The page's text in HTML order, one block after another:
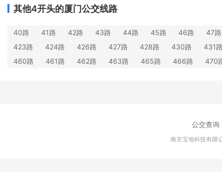
其他4开头的厦门公交线路
40路 41路 42路 43路 44路 45路 46路
47路
423路
424路 426路 427路 428路 430路
431
460路
461路 462路 463路 465路 466路 470
公交查询
南京宝地科技有限